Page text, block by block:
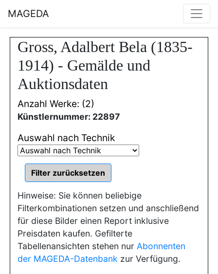
MAGEDA
Gross, Adalbert Bela (1835-
1914) - Gemälde und
Auktionsdaten
Anzahl Werke: (2)
Künstlernummer: 22897
Auswahl nach Technik
Hinweise: Sie können beliebige
Filterkombinationen setzen und anschließend
für diese Bilder einen Report inklusive
Preisdaten kaufen. Gefilterte
Tabellenansichten stehen nur Abonnenten
der MAGEDA-Datenbank zur Verfügung.